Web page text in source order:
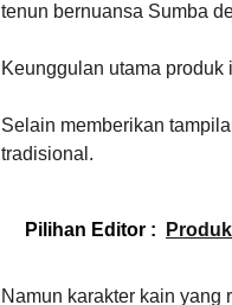
tenun bernuansa Sumba
Keunggulan utama produk
Selain memberikan
tradisional.
Pilihan Editor :
Namun karakter kain yang